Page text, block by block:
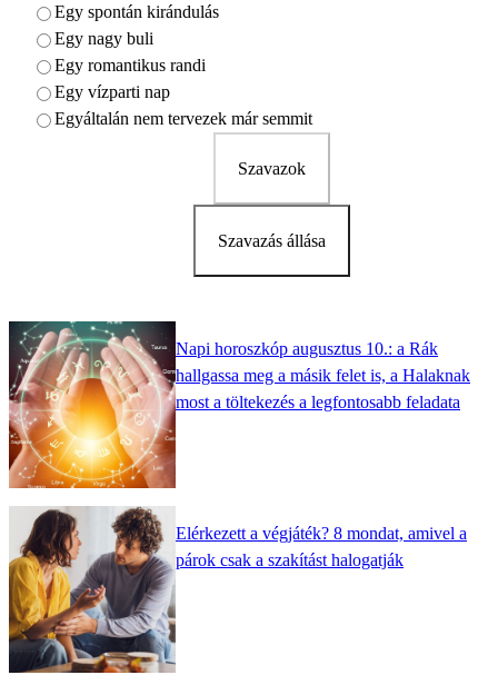
Egy spontán kirándulás
Egy nagy buli
Egy romantikus randi
Egy vízparti nap
Egyáltalán nem tervezek már semmit
Szavazok
Szavazás állása
Napi horoszkóp augusztus 10.: a Rák
hallgassa meg a másik felet is, a Halaknak
most a töltekezés a legfontosabb feladata
Elérkezett a végjáték? 8 mondat, amivel a
párok csak a szakítást halogatják